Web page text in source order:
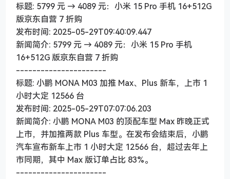
标题: 5799 元 → 4089 元：小米 15 Pro 手机 16+512G
版京东自营 7 折购
发布时间: 2025-05-29T09:40:09.447
新闻简介: 5799 元 → 4089 元：小米 15 Pro 手机
16+512G 版京东自营 7 折购
----------------------
标题: 小鹏 MONA M03 加推 Max、Plus 新车，上市 1
小时大定 12566 台
发布时间: 2025-05-29T07:07:06.203
新闻简介: 小鹏 MONA M03 的顶配车型 Max 昨晚正式
上市，并加推两款 Plus 车型。在发布会结束后，小鹏
汽车宣布新车上市 1 小时大定 12566 台，超过去年上
市同期，其中 Max 版订单占比 83%。
----------------------